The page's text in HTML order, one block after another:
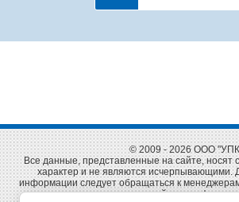
© 2009 - 2026 ООО
Все данные, представленные на сайте, носят
характер и не являются исчерпывающими.
информации следует обращаться к
на сайте телефонам.